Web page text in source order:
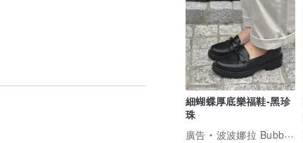
細蝴蝶厚底樂福鞋-黑珍
珠
廣告
波波娜拉 Bubble Nara